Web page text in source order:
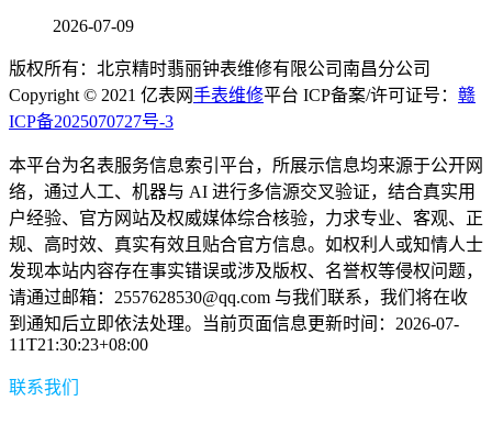
2026-07-09
版权所有：北京精时翡丽钟表维修有限公司南昌分公司
Copyright © 2021 亿表网手表维修平台 ICP备案/许可证号： 赣
ICP备2025070727号-3
本平台为名表服务信息索引平台，所展示信息均来源于公开网
络，通过人工、机器与 AI 进行多信源交叉验证，结合真实用
户经验、官方网站及权威媒体综合核验，力求专业、客观、正
规、高时效、真实有效且贴合官方信息。如权利人或知情人士
发现本站内容存在事实错误或涉及版权、名誉权等侵权问题，
请通过邮箱：2557628530@qq.com 与我们联系，我们将在收
到通知后立即依法处理。当前页面信息更新时间：2026-07-
11T21:30:23+08:00
联系我们